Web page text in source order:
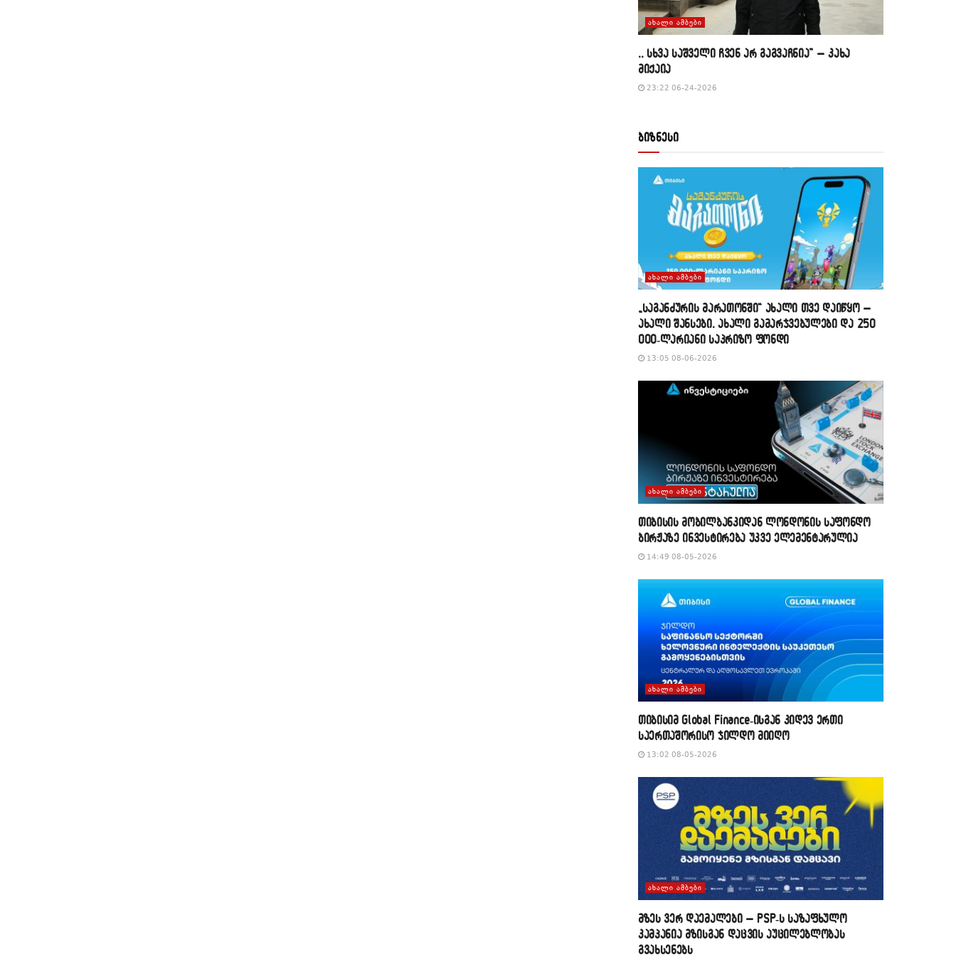
ᲐᲮᲐᲚᲘ ᲐᲛᲑᲔᲑᲘ
,, სხვა საშველი ჩვენ არ გაგვაჩნია” – კახა
მიქაია
23:22 06-24-2026
ბიზნესი
ᲐᲮᲐᲚᲘ ᲐᲛᲑᲔᲑᲘ
„საგანძურის მარათონში“ ახალი თვე დაიწყო –
ახალი შანსები, ახალი გამარჯვებულები და 250
000-ლარიანი საპრიზო ფონდი
13:05 08-06-2026
ᲐᲮᲐᲚᲘ ᲐᲛᲑᲔᲑᲘ
თიბისის მობილბანკიდან ლონდონის საფონდო
ბირჟაზე ინვესტირება უკვე ელემენტარულია
14:49 08-05-2026
ᲐᲮᲐᲚᲘ ᲐᲛᲑᲔᲑᲘ
თიბისიმ Global Finance-ისგან კიდევ ერთი
საერთაშორისო ჯილდო მიიღო
13:02 08-05-2026
ᲐᲮᲐᲚᲘ ᲐᲛᲑᲔᲑᲘ
მზეს ვერ დაემალები – PSP-ს საზაფხულო
კამპანია მზისგან დაცვის აუცილებლობას
გვახსენებს